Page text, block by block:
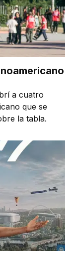
a cuatro
que se
la tabla.